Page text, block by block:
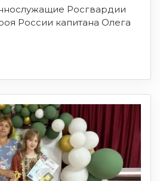
Росгвардии
России капитана Олега